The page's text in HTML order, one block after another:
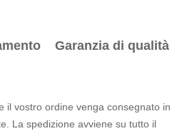
Garanzia di qualità
il vostro ordine venga consegnato in
La spedizione avviene su tutto il